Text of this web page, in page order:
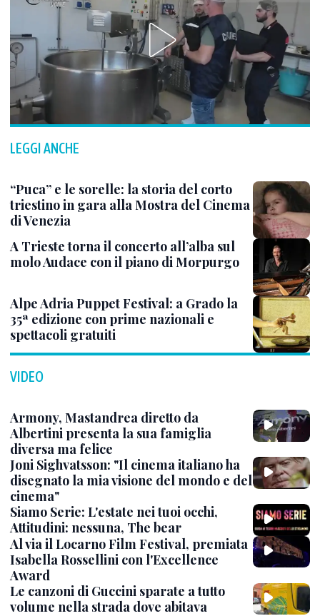
LEGGI ANCHE
“Puca” e le sorelle: la storia del corto
triestino in gara alla Mostra del Cinema
di Venezia
A Trieste torna il concerto all’alba sul
molo Audace con il piano di Morpurgo
Alpe Adria Puppet Festival: a Grado la
35ª edizione con prime nazionali e
spettacoli gratuiti
VIDEO
Armony, Mastandrea diretto da
Albertini presenta la sua famiglia
diversa ma felice
Joni Sighvatsson: "Il cinema italiano ha
disegnato la mia visione del mondo e del
cinema"
Siamo Serie: L'estate nei tuoi occhi,
Attitudini: nessuna, The bear
Al via il Locarno Film Festival, premiata
Isabella Rossellini con l'Excellence
Award
Le canzoni di Guccini sparate a tutto
volume nella strada dove abitava